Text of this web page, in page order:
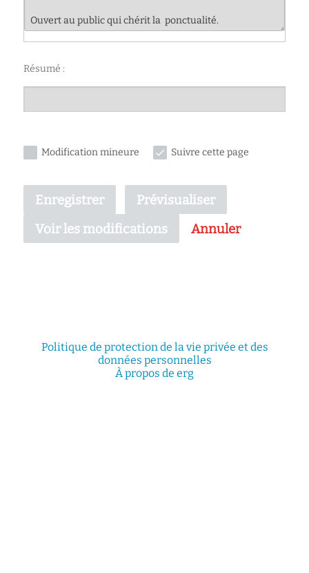
Résumé :
Modification mineure Suivre cette page
Enregistrer
Prévisualiser
Voir les modifications
Annuler
Politique de protection de la vie privée et des
données personnelles
À propos de erg